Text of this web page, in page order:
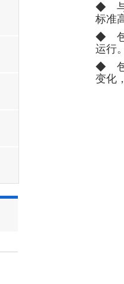
◆ 与
标准
◆ 包
运行
◆ 包
变化